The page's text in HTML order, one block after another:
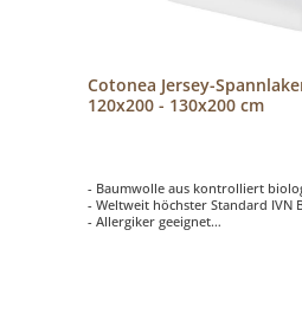
Cotonea Jersey-
120x200 - 130x200 cm
- Baumwolle aus kontrolliert
- Weltweit höchster Standard IVN
- Allergiker geeignet